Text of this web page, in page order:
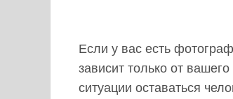
Если у вас есть
зависит только от
ситуации оставаться